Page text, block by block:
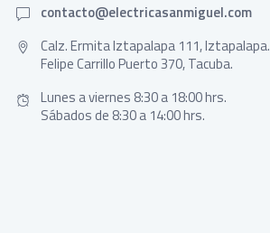
contacto@electricasanmiguel.com
Calz. Ermita Iztapalapa 111, Iztapalapa.
Felipe Carrillo Puerto 370, Tacuba.
Lunes a viernes 8:30 a 18:00 hrs.
Sábados de 8:30 a 14:00 hrs.